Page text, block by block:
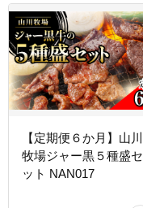
【定期便６か月】山川
牧場ジャー黒５種盛セ
ット NAN017